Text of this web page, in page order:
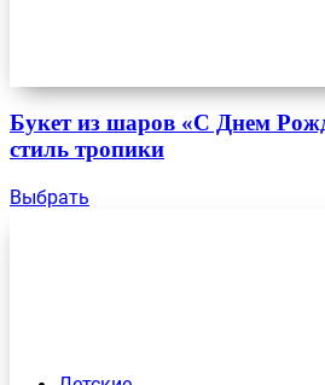
Букет из шаров «С Днем
стиль тропики
Выбрать